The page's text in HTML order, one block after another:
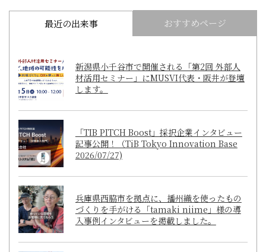
最近の出来事 おすすめページ
新潟県小千谷市で開催される「第2回 外部人
材活用セミナー」にMUSVI代表・阪井が登壇
します。
「TIB PITCH Boost」採択企業インタビュー
記事公開！（TiB Tokyo Innovation Base
2026/07/27)
兵庫県西脇市を拠点に、播州織を使ったもの
づくりを手がける「tamaki niime」様の導
入事例インタビューを掲載しました。